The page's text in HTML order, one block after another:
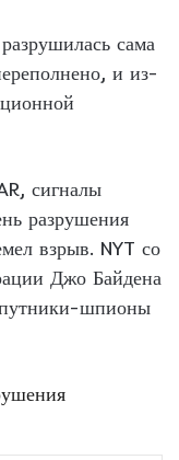
сама
и из-
сигналы
разрушения
взрыв. NYT со
Джо Байдена
шпионы